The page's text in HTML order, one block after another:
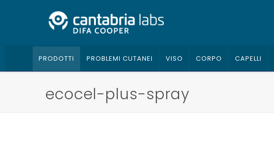
PRODOTTI PROBLEMI CUTANEI VISO CORPO CAPELLI
ecocel-plus-spray